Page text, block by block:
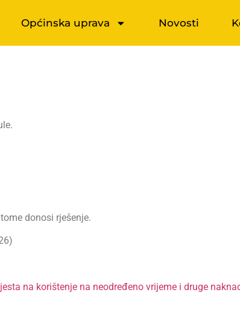
Općinska uprava Novosti
donosi rješenje.
na korištenje na neodređeno vrijeme i druge